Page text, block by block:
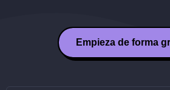
Empieza de forma